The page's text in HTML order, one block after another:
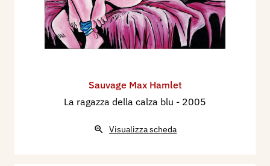
Sauvage Max Hamlet
La ragazza della calza blu - 2005
Visualizza scheda